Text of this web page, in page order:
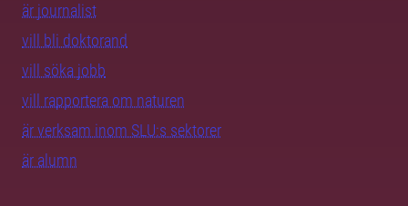
är journalist
vill bli doktorand
vill söka jobb
vill rapportera om naturen
är verksam inom SLU:s sektorer
är alumn